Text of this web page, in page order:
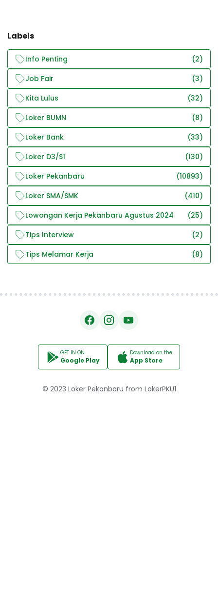
Labels
Info Penting
(2)
Job Fair
(3)
Kita Lulus
(32)
Loker BUMN
(8)
Loker Bank
(33)
Loker D3/S1
(130)
Loker Pekanbaru
(10893)
Loker SMA/SMK
(410)
Lowongan Kerja Pekanbaru Agustus 2024
(25)
Tips Interview
(2)
Tips Melamar Kerja
(8)
GET IN ON
Google Play
Download on the
App Store
© 2023 Loker Pekanbaru from LokerPKU1